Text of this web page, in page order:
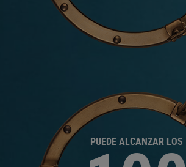
PUEDE ALCANZAR LOS